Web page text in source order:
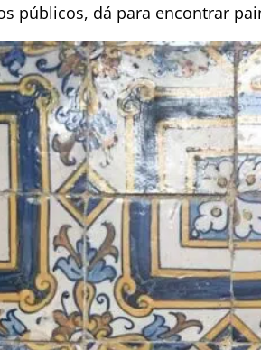
públicos, dá para encontrar